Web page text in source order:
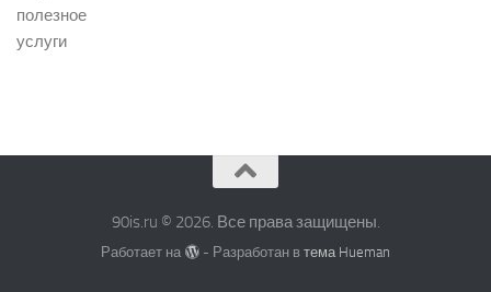
полезное
услуги
90is.ru © 2026. Все права защищены.
Работает на - Разработан в тема Hueman